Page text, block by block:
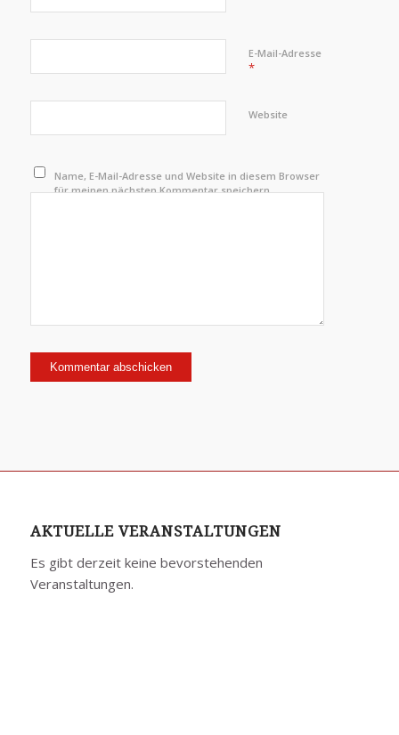
E-Mail-Adresse
*
Website
Name, E-Mail-Adresse und Website in diesem Browser
für meinen nächsten Kommentar speichern.
AKTUELLE VERANSTALTUNGEN
Es gibt derzeit keine bevorstehenden
Veranstaltungen.